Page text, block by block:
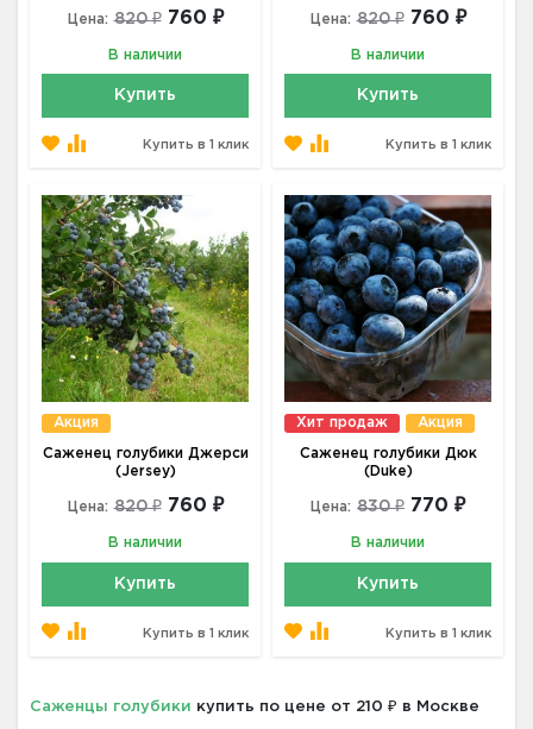
Цена: 820 ₽ 760 ₽
В наличии
Купить
Купить в 1 клик
Цена: 820 ₽ 760 ₽
В наличии
Купить
Купить в 1 клик
Акция
Саженец голубики Джерси
(Jersey)
Цена: 820 ₽ 760 ₽
В наличии
Купить
Купить в 1 клик
Хит продаж Акция
Саженец голубики Дюк
(Duke)
Цена: 830 ₽ 770 ₽
В наличии
Купить
Купить в 1 клик
Саженцы голубики купить по цене от 210 ₽ в Москве